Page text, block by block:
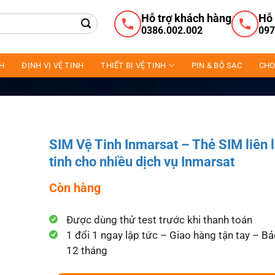
Hỗ trợ khách hàng
0386.002.002
Hỗ
ĐỊNH VỊ VỆ TINH THIẾT BỊ VỆ TINH PIN & BỘ SẠC
SIM Vệ Tinh Inmarsat – Thẻ SIM liên
tinh cho nhiều dịch vụ Inmarsat
Còn hàng
Được dùng thử test trước khi thanh toán
1 đổi 1 ngay lập tức – Giao hàng tận tay –
12 tháng